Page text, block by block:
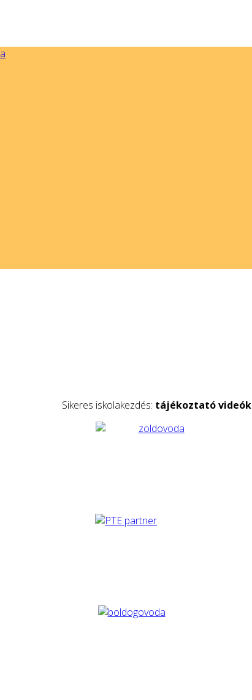
Sikeres iskolakezdés: tájékoztató videók